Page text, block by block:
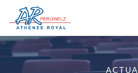
Skip to main content
Athénée Royal de